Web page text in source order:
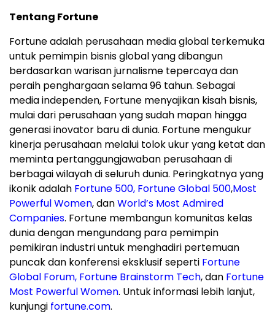
Tentang Fortune
Fortune adalah perusahaan media global terkemuka
untuk pemimpin bisnis global yang dibangun
berdasarkan warisan jurnalisme tepercaya dan
peraih penghargaan selama 96 tahun. Sebagai
media independen, Fortune menyajikan kisah bisnis,
mulai dari perusahaan yang sudah mapan hingga
generasi inovator baru di dunia. Fortune mengukur
kinerja perusahaan melalui tolok ukur yang ketat dan
meminta pertanggungjawaban perusahaan di
berbagai wilayah di seluruh dunia. Peringkatnya yang
ikonik adalah Fortune 500, Fortune Global 500,Most
Powerful Women, danWorld’s Most Admired
Companies. Fortune membangun komunitas kelas
dunia dengan mengundang para pemimpin
pemikiran industri untuk menghadiri pertemuan
puncak dan konferensi eksklusif seperti Fortune
Global Forum, Fortune Brainstorm Tech, dan Fortune
Most Powerful Women. Untuk informasi lebih lanjut,
kunjungi fortune.com.